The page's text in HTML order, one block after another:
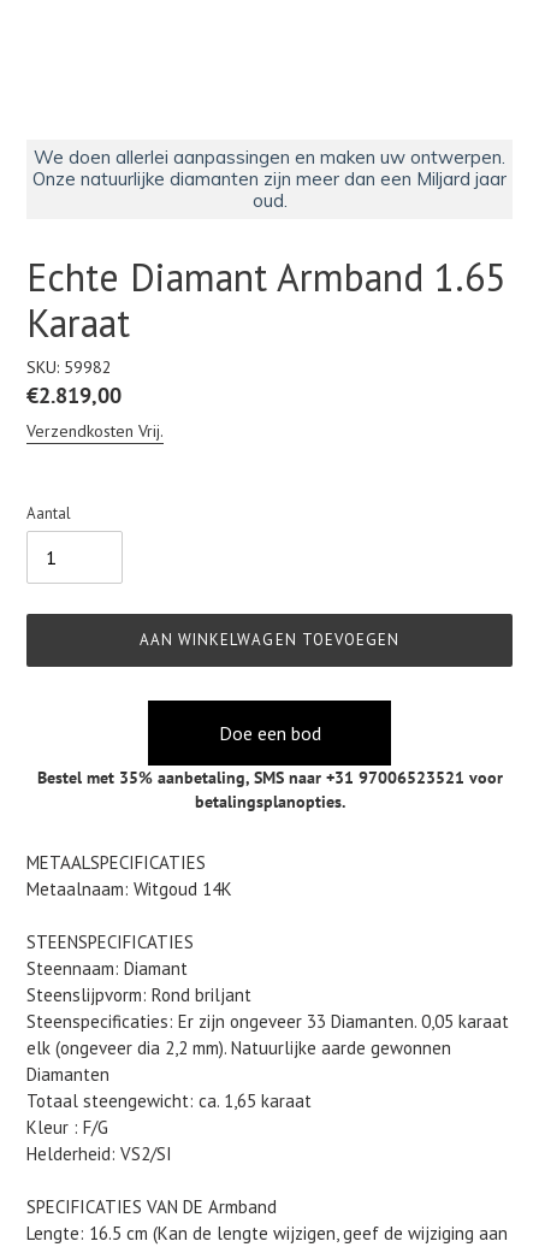
We doen allerlei aanpassingen en maken uw ontwerpen.
Onze natuurlijke diamanten zijn meer dan een Miljard jaar
oud.
Echte Diamant Armband 1.65
Karaat
SKU: 59982
Normale
prijs
€2.819,00
Verzendkosten Vrij.
Aantal
AAN WINKELWAGEN TOEVOEGEN
Doe een bod
Bestel met 35% aanbetaling, SMS naar +31 97006523521 voor
betalingsplanopties.
toegevoegen
aan
winkelwagen
METAALSPECIFICATIES
Metaalnaam: Witgoud 14K
STEENSPECIFICATIES
Steennaam: Diamant
Steenslijpvorm: Rond briljant
Steenspecificaties: Er zijn ongeveer 33 Diamanten. 0,05 karaat
elk (ongeveer dia 2,2 mm). Natuurlijke aarde gewonnen
Diamanten
Totaal steengewicht: ca. 1,65 karaat
Kleur : F/G
Helderheid: VS2/SI
SPECIFICATIES VAN DE Armband
Lengte: 16.5 cm (Kan de lengte wijzigen, geef de wijziging aan